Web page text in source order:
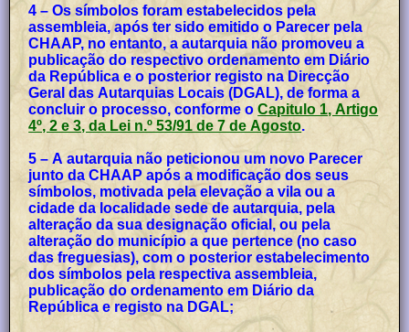
4 – Os símbolos foram estabelecidos pela
assembleia, após ter sido emitido o Parecer pela
CHAAP, no entanto, a autarquia não promoveu a
publicação do respectivo ordenamento em Diário
da República e o posterior registo na Direcção
Geral das Autarquias Locais (DGAL), de forma a
concluir o processo, conforme oCapitulo 1, Artigo
4º, 2 e 3, da Lei n.º 53/91 de 7 de Agosto.
5 – A autarquia não peticionou um novo Parecer
junto da CHAAP após a modificação dos seus
símbolos, motivada pela elevação a vila ou a
cidade da localidade sede de autarquia, pela
alteração da sua designação oficial, ou pela
alteração do município a que pertence (no caso
das freguesias), com o posterior estabelecimento
dos símbolos pela respectiva assembleia,
publicação do ordenamento em Diário da
República e registo na DGAL;